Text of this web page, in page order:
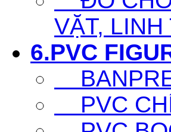
VẶT,
6.PVC
PVC